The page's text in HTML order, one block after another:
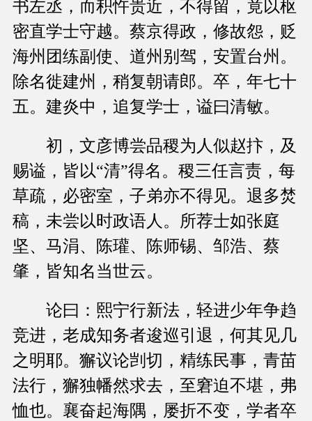
书左丞，而积忤贵近，不得留，竟以枢
密直学士守越。蔡京得政，修故怨，贬
海州团练副使、道州别驾，安置台州。
除名徙建州，稍复朝请郎。卒，年七十
五。建炎中，追复学士，谥曰清敏。
初，文彦博尝品稷为人似赵抃，及
赐谥，皆以“清”得名。稷三任言责，每
草疏，必密室，子弟亦不得见。退多焚
稿，未尝以时政语人。所荐士如张庭
坚、马涓、陈瓘、陈师锡、邹浩、蔡
肇，皆知名当世云。
论曰：熙宁行新法，轻进少年争趋
竞进，老成知务者逡巡引退，何其见几
之明耶。獬议论剀切，精练民事，青苗
法行，獬独幡然求去，至窘迫不堪，弗
恤也。襄奋起海隅，屡折不变，学者卒